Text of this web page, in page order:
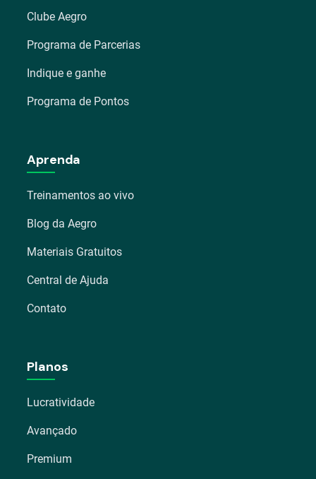
Clube Aegro
Programa de Parcerias
Indique e ganhe
Programa de Pontos
Aprenda
Treinamentos ao vivo
Blog da Aegro
Materiais Gratuitos
Central de Ajuda
Contato
Planos
Lucratividade
Avançado
Premium